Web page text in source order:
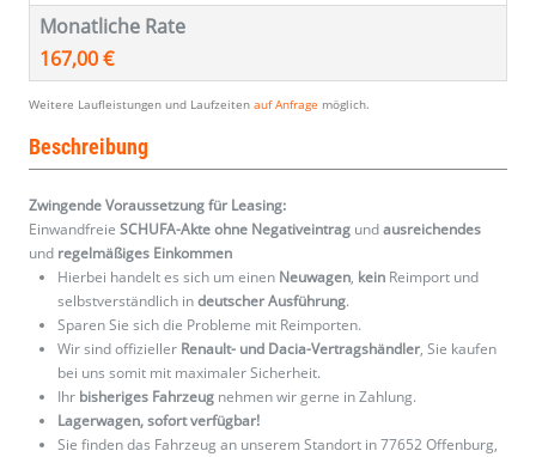
Monatliche Rate
167,00 €
Weitere Laufleistungen und Laufzeiten auf Anfrage möglich.
Beschreibung
Zwingende Voraussetzung für Leasing:
Einwandfreie SCHUFA-Akte ohne Negativeintrag undausreichendes
und regelmäßiges Einkommen
Hierbei handelt es sich um einen Neuwagen, kein Reimport und
selbstverständlich indeutscher Ausführung.
Sparen Sie sich die Probleme mit Reimporten.
Wir sind offizieller Renault- und Dacia-Vertragshändler, Sie kaufen
bei uns somit mit maximaler Sicherheit.
Ihr bisheriges Fahrzeug nehmen wir gerne in Zahlung.
Lagerwagen, sofort verfügbar!
Sie finden das Fahrzeug an unserem Standort in 77652 Offenburg,